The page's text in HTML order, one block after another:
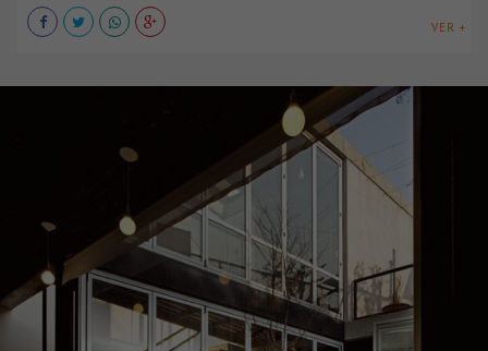
VER +